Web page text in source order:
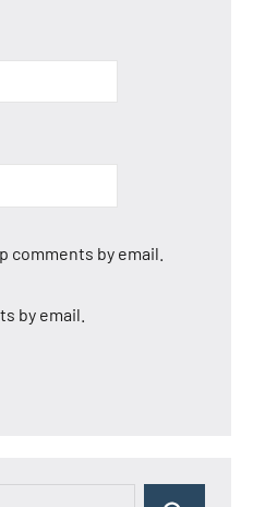
comments by email.
by email.